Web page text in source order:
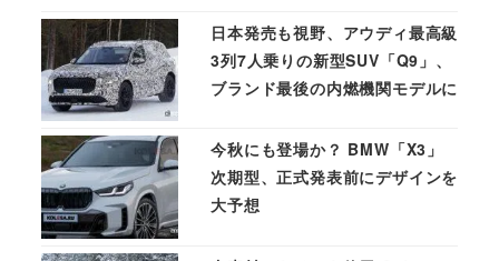
日本発売も視野、アウディ最高級
3列7人乗りの新型SUV「Q9」、
ブランド最後の内燃機関モデルに
今秋にも登場か？ BMW「X3」
次期型、正式発表前にデザインを
大予想